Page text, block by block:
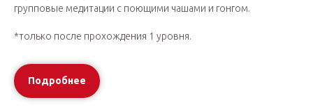
групповые медитации с поющими чашами и гонгом.
*только после прохождения 1 уровня.
Подробнее